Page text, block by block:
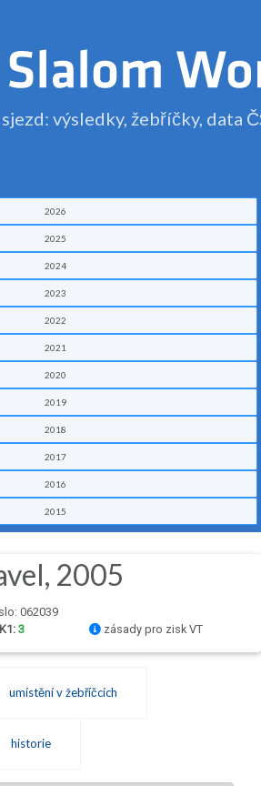
výsledky, žebříčky, data
2026
2025
2024
2023
2022
2021
2020
2019
2018
2017
2016
2015
2005
062039
K1: 3 zásady pro zisk VT
umístění v žebříčcích
historie